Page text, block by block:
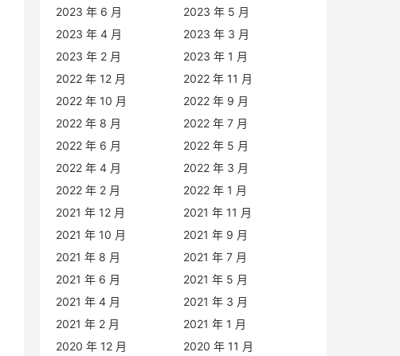
2023 年 6 月
2023 年 5 月
2023 年 4 月
2023 年 3 月
2023 年 2 月
2023 年 1 月
2022 年 12 月
2022 年 11 月
2022 年 10 月
2022 年 9 月
2022 年 8 月
2022 年 7 月
2022 年 6 月
2022 年 5 月
2022 年 4 月
2022 年 3 月
2022 年 2 月
2022 年 1 月
2021 年 12 月
2021 年 11 月
2021 年 10 月
2021 年 9 月
2021 年 8 月
2021 年 7 月
2021 年 6 月
2021 年 5 月
2021 年 4 月
2021 年 3 月
2021 年 2 月
2021 年 1 月
2020 年 12 月
2020 年 11 月